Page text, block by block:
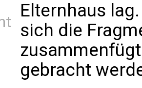
Elternhaus
sich die
gebracht